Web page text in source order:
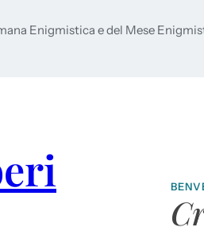
Enigmistica e del Mese